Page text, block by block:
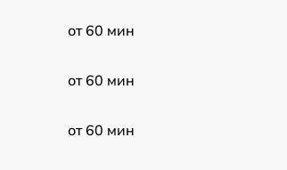
от 60 мин
от 60 мин
от 60 мин